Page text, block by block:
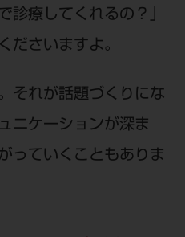
診療してくれるの？」
ださいますよ。
それが話題づくりにな
ニケーションが深ま
っていくこともありま